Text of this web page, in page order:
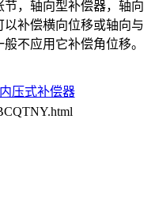
，轴向型补偿器，轴向
补偿横向位移或轴向与
不应用它补偿角位移。
内压式补偿器